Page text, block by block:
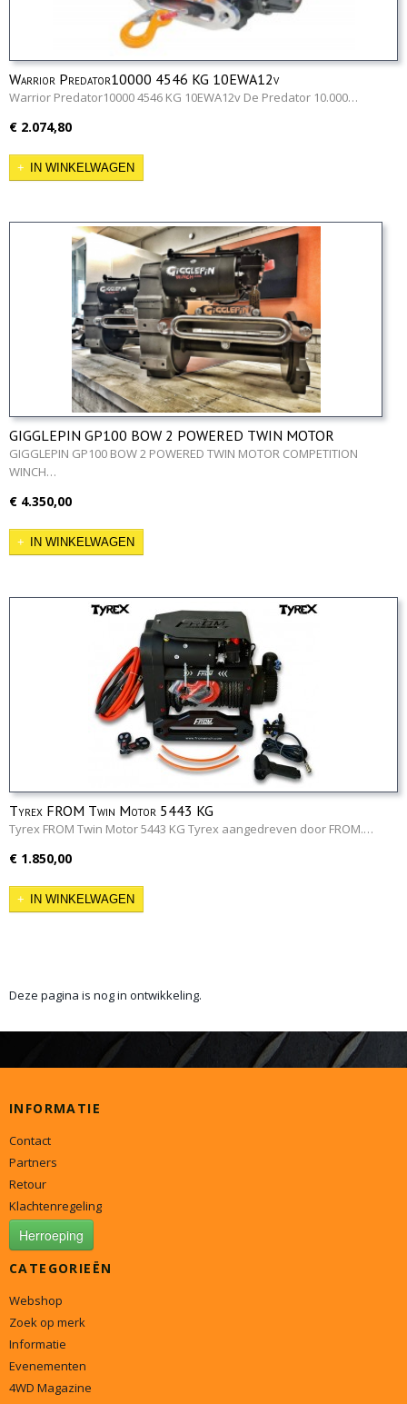
Warrior Predator10000 4546 KG 10EWA12v
Warrior Predator10000 4546 KG 10EWA12v De Predator 10.000…
€ 2.074,80
IN WINKELWAGEN
GIGGLEPIN GP100 BOW 2 POWERED TWIN MOTOR
COMPETITION WINCH
GIGGLEPIN GP100 BOW 2 POWERED TWIN MOTOR COMPETITION
WINCH…
€ 4.350,00
IN WINKELWAGEN
Tyrex FROM Twin Motor 5443 KG
Tyrex FROM Twin Motor 5443 KG Tyrex aangedreven door FROM.…
€ 1.850,00
IN WINKELWAGEN
Deze pagina is nog in ontwikkeling.
INFORMATIE
Contact
Partners
Retour
Klachtenregeling
Herroeping
CATEGORIEËN
Webshop
Zoek op merk
Informatie
Evenementen
4WD Magazine